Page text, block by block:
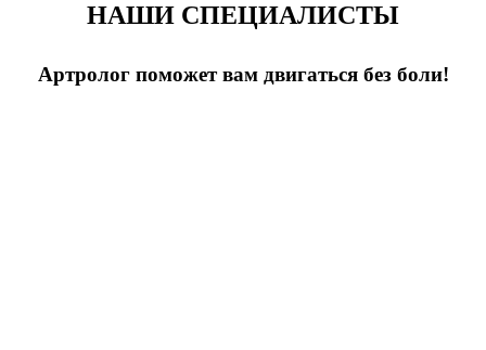
НАШИ СПЕЦИАЛИСТЫ
Артролог поможет вам двигаться без боли!